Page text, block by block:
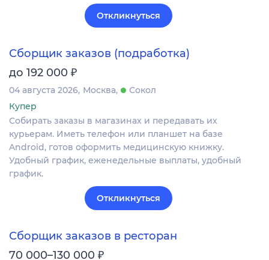
Откликнуться
Сборщик заказов (подработка)
до 192 000 ₽
04 августа 2026 Москва
Сокол
Купер
Собирать заказы в магазинах и передавать их
курьерам. Иметь телефон или планшет на базе
Android, готов оформить медицинскую книжку.
Удобный график, еженедельные выплаты, удобный
график.
Откликнуться
Сборщик заказов в ресторан
70 000–130 000 ₽